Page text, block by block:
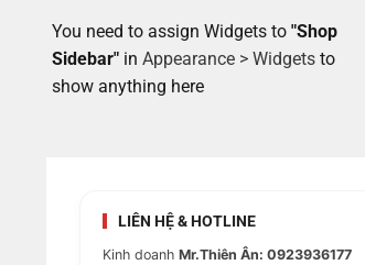
You need to assign Widgets to "Shop
Sidebar" in Appearance > Widgets to
show anything here
LIÊN HỆ & HOTLINE
Kinh doanh Mr.Thiên Ân: 0923936177